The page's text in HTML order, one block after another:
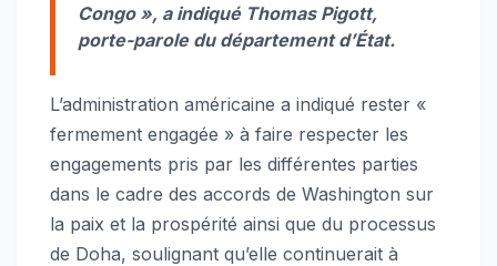
Congo », a indiqué Thomas Pigott,
porte-parole du département d’État.
L’administration américaine a indiqué rester «
fermement engagée » à faire respecter les
engagements pris par les différentes parties
dans le cadre des accords de Washington sur
la paix et la prospérité ainsi que du processus
de Doha, soulignant qu’elle continuerait à